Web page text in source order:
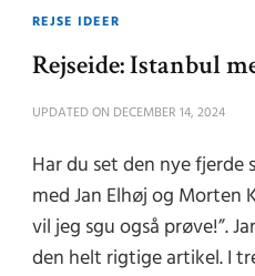
REJSE IDEER
Rejseide: Istanbul
UPDATED ON DECEMBER 14, 2024
Har du set den nye
med Jan Elhøj og Morten
vil jeg sgu også prøve!”.
den helt rigtige artikel. I